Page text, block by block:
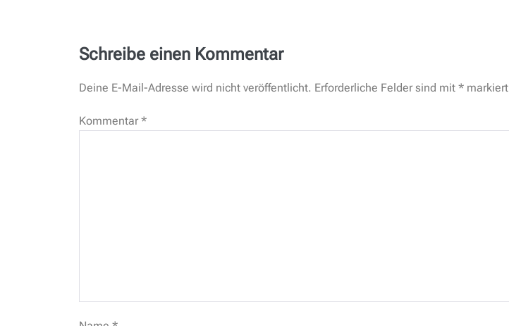
Schreibe einen Kommentar
Deine E-Mail-Adresse wird nicht veröffentlicht. Erforderliche Felder sind mit * markiert
Kommentar*